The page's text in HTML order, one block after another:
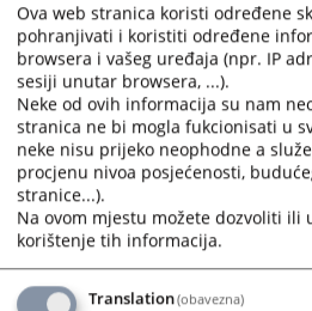
Ova web stranica koristi određene
pohranjivati i koristiti određene
browsera i vašeg uređaja (npr. IP
sesiji unutar browsera, ...).
Neke od ovih informacija su nam
stranica ne bi mogla fukcionisati u
neke nisu prijeko neophodne a
procjenu nivoa posjećenosti,
stranice...).
Na ovom mjestu možete dozvoliti ili
korištenje tih informacija.
Translation(obavezna)